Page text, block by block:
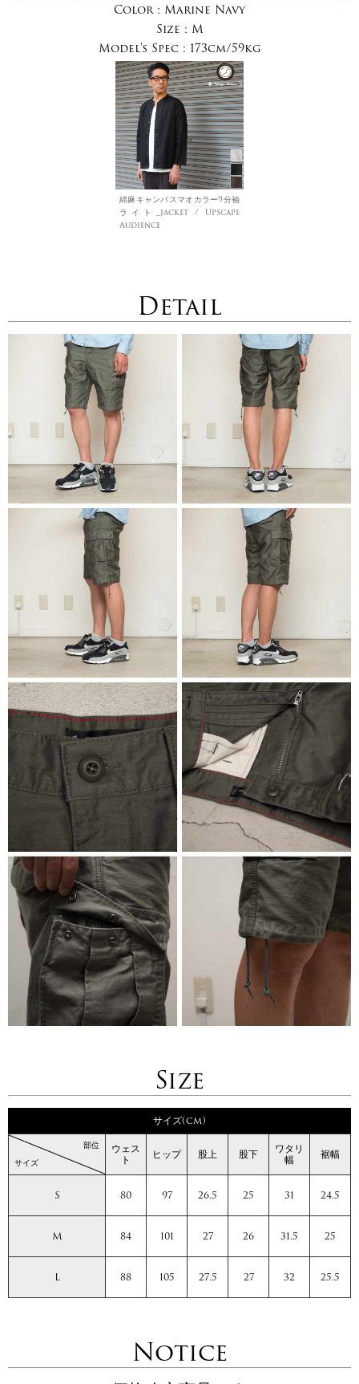
Color : Marine Navy
Size : M
Model's Spec : 173cm/59kg
綿麻キャンバスマオカラー9分袖
ライト_jacket / Upscape
Audience
Detail
Size
サイズ(cm)
サイズ
部位 ウェス
ト ヒップ 股上 股下 ワタリ
幅 裾幅
S 80 97 26.5 25 31 24.5
M 84 101 27 26 31.5 25
L 88 105 27.5 27 32 25.5
Notice